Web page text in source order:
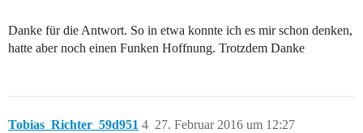
Danke für die Antwort. So in etwa konnte ich es mir schon denken,
hatte aber noch einen Funken Hoffnung. Trotzdem Danke
Tobias_Richter_59d951 27. Februar 2016 um 12:27
4